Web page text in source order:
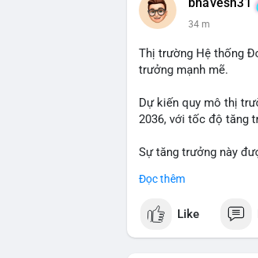
💡 NHẬN ĐỊNH &
nhưng hấp dẫn từ xu
📊 Nguồn: Radar Tâm
bhavesh31
34 m
Thị trường Hệ thống
trưởng mạnh mẽ.
Dự kiến quy mô thị
2036, với tốc độ tăng
Sự tăng trưởng này
kết nối tiên tiến.
Đọc thêm
Like